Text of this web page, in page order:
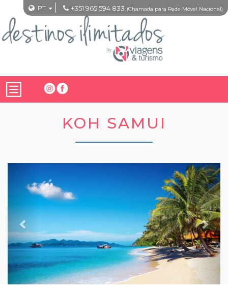
PT +351 965 594 833 (Chamada para Rede Móvel Nacional)
KOH SAMUI
Next